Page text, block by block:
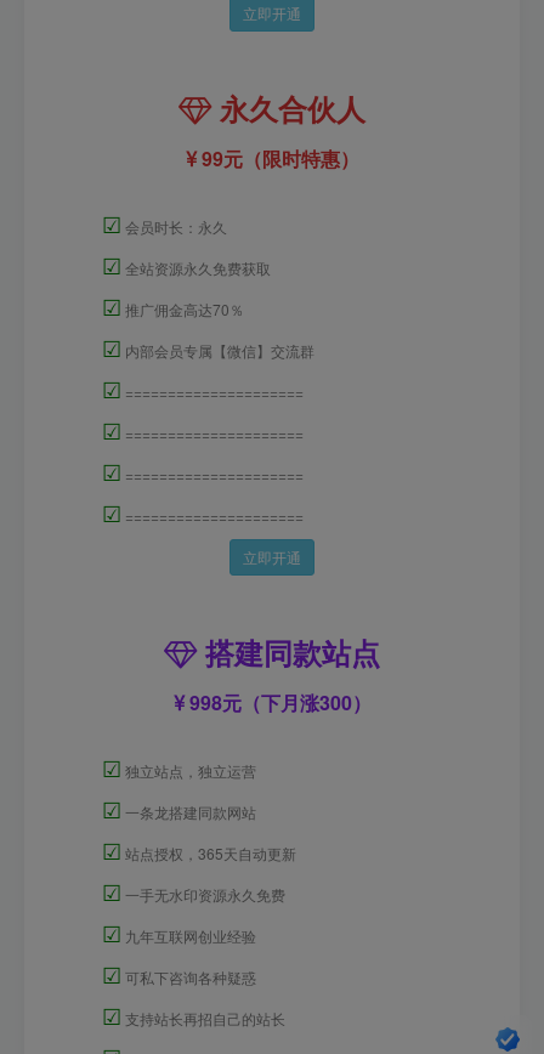
立即开通
永久合伙人
99元（限时特惠）
☑ 会员时长：永久
☑ 全站资源永久免费获取
☑ 推广佣金高达70％
☑ 内部会员专属【微信】交流群
☑ =====================
☑ =====================
☑ =====================
☑ =====================
立即开通
搭建同款站点
998元（下月涨300）
☑ 独立站点，独立运营
☑ 一条龙搭建同款网站
☑ 站点授权，365天自动更新
☑ 一手无水印资源永久免费
☑ 九年互联网创业经验
☑ 可私下咨询各种疑惑
☑ 支持站长再招自己的站长